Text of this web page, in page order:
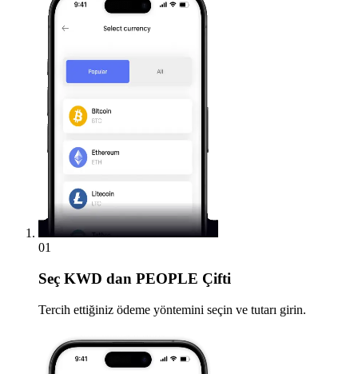
01
Seç KWD dan PEOPLE Çifti
Tercih ettiğiniz ödeme yöntemini seçin ve tutarı girin.